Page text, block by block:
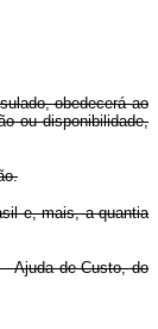
obedecerá ao
ou disponibilidade,
e, mais, a quantia
Ajuda de Custo, do